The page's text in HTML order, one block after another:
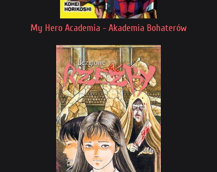
My Hero Academia - Akademia Bohaterów